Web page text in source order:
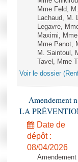
Mme Feld,
Lachaud, M.
Legavre,
Maximi,
Mme Panot,
M. Saintoul,
Tavel, Mme
Voir le dossier
Amendement
LA
Date de
dépôt :
08/04/2026